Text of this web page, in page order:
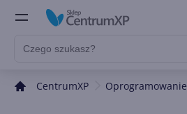
CentrumXP Oprogramowanie